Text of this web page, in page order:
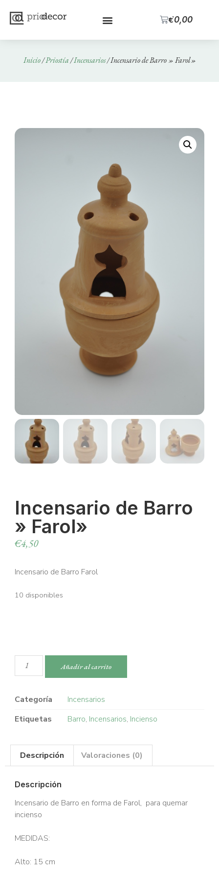
€0,00
Inicio/Priostía/Incensarios/ Incensario de Barro » Farol»
Incensario de Barro
» Farol»
€4,50
Incensario de Barro Farol
10 disponibles
Añadir al carrito
Categoría
Incensarios
Etiquetas
Barro, Incensarios, Incienso
Descripción Valoraciones (0)
Descripción
Incensario de Barro en forma de Farol, para quemar
incienso
MEDIDAS:
Alto: 15 cm